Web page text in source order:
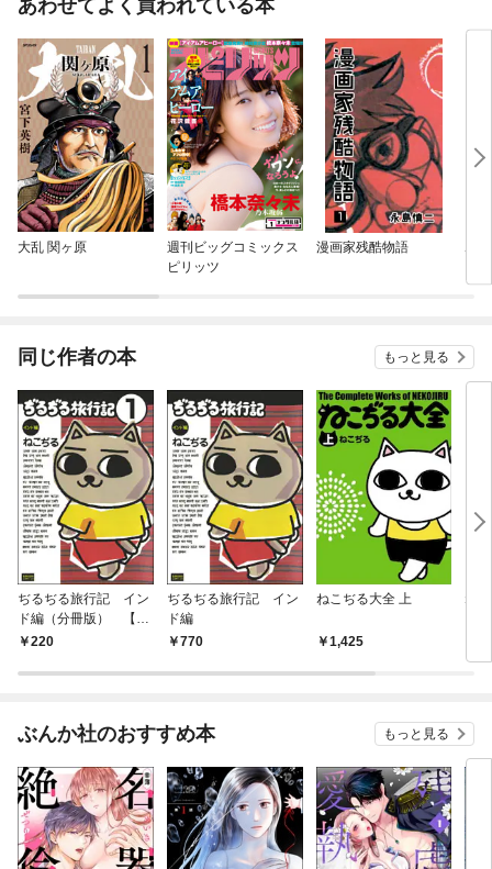
あわせてよく買われている本
大乱 関ヶ原
週刊ビッグコミックス
ピリッツ
漫画家残酷物語
同じ作者の本 もっと見る
ぢるぢる旅行記 イン
ド編（分冊版） 【第
1話】
220
ぢるぢる旅行記 イン
ド編
770
ねこぢる大全 上
1,425
ね
ぶんか社のおすすめ本 もっと見る